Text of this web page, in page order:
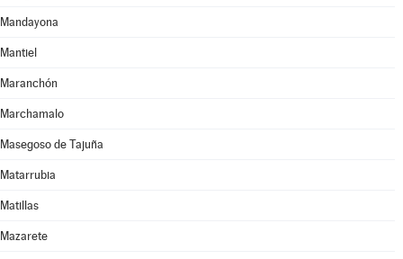
Mandayona
Mantiel
Maranchón
Marchamalo
Masegoso de Tajuña
Matarrubia
Matillas
Mazarete